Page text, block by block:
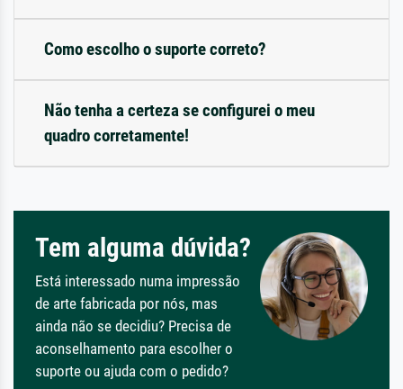
Como escolho o suporte correto?
Não tenha a certeza se configurei o meu
quadro corretamente!
Tem alguma dúvida?
Está interessado numa impressão
de arte fabricada por nós, mas
ainda não se decidiu? Precisa de
aconselhamento para escolher o
suporte ou ajuda com o pedido?